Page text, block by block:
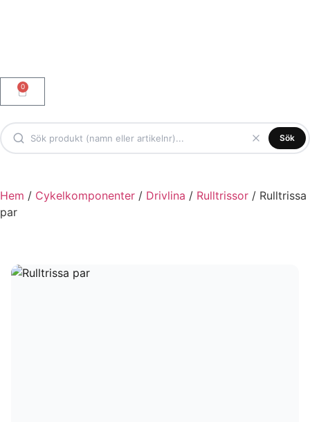
0
Sök
Hem / Cykelkomponenter / Drivlina / Rulltrissor / Rulltrissa
par